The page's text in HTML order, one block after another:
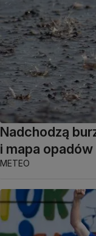
Nadchodzą
i mapa opadów
METEO